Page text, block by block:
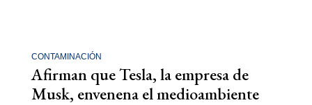
CONTAMINACIÓN
Afirman que Tesla, la empresa de
Musk, envenena el medioambiente